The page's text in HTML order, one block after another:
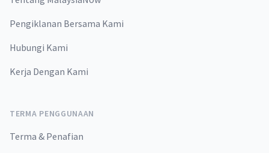
Pengiklanan Bersama Kami
Hubungi Kami
Kerja Dengan Kami
TERMA PENGGUNAAN
Terma & Penafian